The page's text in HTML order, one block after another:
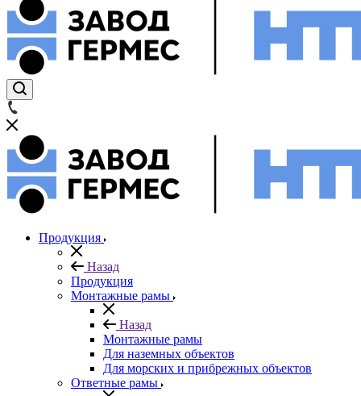
Продукция
Назад
Продукция
Монтажные рамы
Назад
Монтажные рамы
Для наземных объектов
Для морских и прибрежных объектов
Ответные рамы